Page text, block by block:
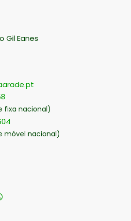
Gil Eanes
fixa nacional)
móvel nacional)